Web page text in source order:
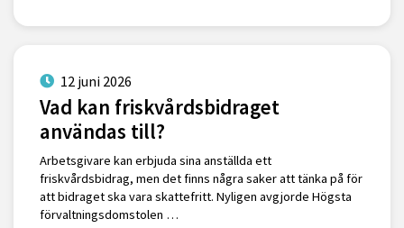
12 juni 2026
Vad kan friskvårdsbidraget
användas till?
Arbetsgivare kan erbjuda sina anställda ett
friskvårdsbidrag, men det finns några saker att tänka på för
att bidraget ska vara skattefritt. Nyligen avgjorde Högsta
förvaltningsdomstolen …